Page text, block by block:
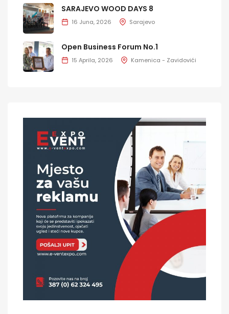
SARAJEVO WOOD DAYS 8
16 Juna, 2026 Sarajevo
Open Business Forum No.1
15 Aprila, 2026 Kamenica - Zavidovići